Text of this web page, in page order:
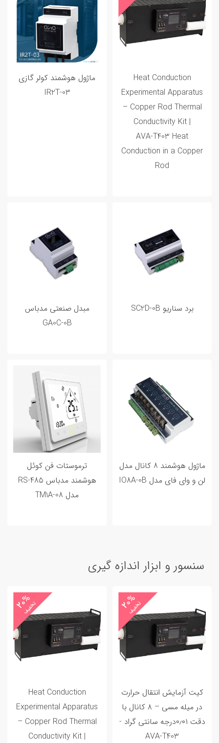
Heat Conduction
Experimental Apparatus
– Copper Rod Thermal
Conductivity Kit |
AVA‑T403 Heat
Conduction in a Copper
Rod
ماژول هوشمند کولر گازی
IR2T-03
برد سناریو SC2D-0B
مبدل صنعتی مدباس
GA0C-0B
ماژول هوشمند 8 کانال مدل
لن و وای فای مدل IO8A-0B
ترموستات فن کوئل
هوشمند مدباس RS-485
مدل TM1A-08
سنسور و ابزار اندازه گیری
20%
کیت آزمایش انتقال حرارت
در میله مسی – ۸ کانال با
دقت ۰٫۰۱درجه سانتی گراد -
AVA‑T403
20%
Heat Conduction
Experimental Apparatus
– Copper Rod Thermal
Conductivity Kit |